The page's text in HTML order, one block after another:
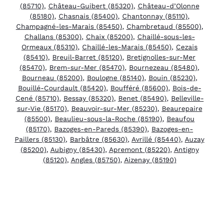
(85710), Château-Guibert (85320), Château-d’Olonne
(85180), Chasnais (85400), Chantonnay (85110),
Champagné-les-Marais (85450), Chambretaud (85500),
Challans (85300), Chaix (85200), Chaillé-sous-les-
Ormeaux (85310), Chaillé-les-Marais (85450), Cezais
(85410), Breuil-Barret (85120), Bretignolles-sur-Mer
(85470), Brem-sur-Mer (85470), Bournezeau (85480),
Bourneau (85200), Boulogne (85140), Bouin (85230),
Bouillé-Courdault (85420), Boufféré (85600), Bois-de-
Cené (85710), Bessay (85320), Benet (85490), Belleville-
sur-Vie (85170), Beauvoir-sur-Mer (85230), Beaurepaire
(85500), Beaulieu-sous-la-Roche (85190), Beaufou
(85170), Bazoges-en-Pareds (85390), Bazoges-en-
Paillers (85130), Barbâtre (85630), Avrillé (85440), Auzay
(85200), Aubigny (85430), Apremont (85220), Antigny
(85120), Angles (85750), Aizenay (85190)